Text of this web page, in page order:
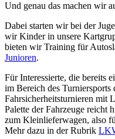
Und genau das machen wir
Dabei starten wir bei der
wir Kinder in unsere
bieten wir Training für
Junioren.
Für Interessierte, die bereits
im Bereich des
Fahrsicherheitsturnieren mit
Palette der Fahrzeuge reicht
zum Kleinlieferwagen, also
Mehr dazu in der Rubrik